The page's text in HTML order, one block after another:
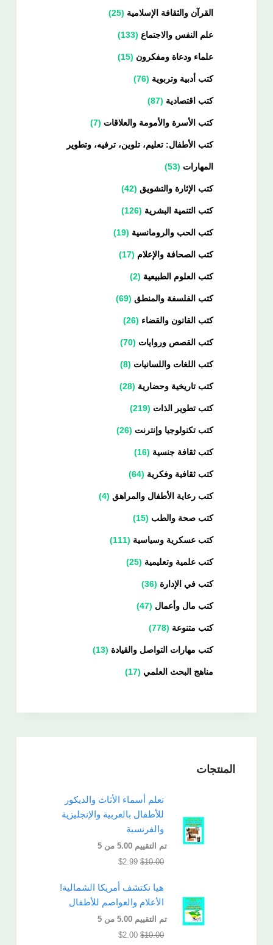
القرآن والثقافة الإسلامية 25
علم النفس والاجتماع 133
علماء ودعاة ومفكرون 15
كتب أدبية وتربوية 76
كتب اقتصادية 87
كتب الأسرة والأمومة والعلاقات 7
كتب الأطفال: تعليم، تلوين، ترفيه، وتطوير
المهارات 53
كتب الإثارة والتشويق 42
كتب التنمية البشرية 126
كتب الحب والرومانسية 19
كتب الصحافة والإعلام 17
كتب العلوم الطبيعية 2
كتب الفلسفة والمنطق 69
كتب القانون والقضاء 26
كتب القصص وروايات 70
كتب اللغات واللسانيات 8
كتب تاريخية وحضارية 28
كتب تطوير الذات 219
كتب تكنولوجيا وإنترنت 26
كتب ثقافة جنسية 16
كتب ثقافية وفكرية 64
كتب رعاية الأطفال والمراهق 4
كتب صحة والطب 15
كتب عسكرية وسياسية 111
كتب علمية وتعليمية 25
كتب في الإدارة 36
كتب مال وأعمال 47
كتب متنوعة 778
كتب مهارات التواصل والقيادة 13
مناهج البحث العلمي 17
المنتجات
تعلم أسماء الأثاث والديكور
للأطفال بالعربية والإنجليزية
والفرنسية
تم التقييم 5.00من 5
$10.00
$2.99
هيا نكتشف أمريكا الشمالية!
الأعلام والعواصم للأطفال
تم التقييم 5.00من 5
$10.00
$2.00